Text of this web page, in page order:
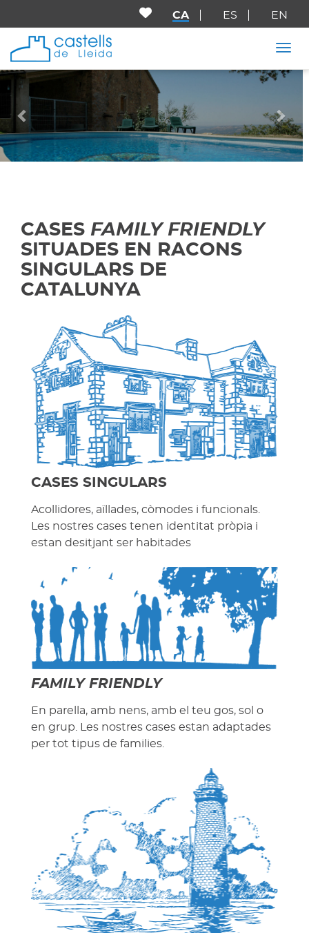
Anterior
CASES FAMILY FRIENDLY
SITUADES EN RACONS
SINGULARS DE
CATALUNYA
CASES SINGULARS
Acollidores, aïllades, còmodes i funcionals.
Les nostres cases tenen identitat pròpia i
estan desitjant ser habitades
FAMILY FRIENDLY
En parella, amb nens, amb el teu gos, sol o
en grup. Les nostres cases estan adaptades
per tot tipus de families.
CA ES EN